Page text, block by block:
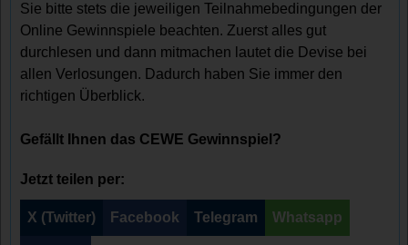
Sie bitte stets die jeweiligen Teilnahmebedingungen der
Online Gewinnspiele beachten. Zuerst alles gut
durchlesen und dann mitmachen lautet die Devise bei
allen Verlosungen. Dadurch haben Sie immer den
richtigen Überblick.
Gefällt Ihnen das CEWE Gewinnspiel?
Jetzt teilen per:
X (Twitter) Facebook Telegram Whatsapp